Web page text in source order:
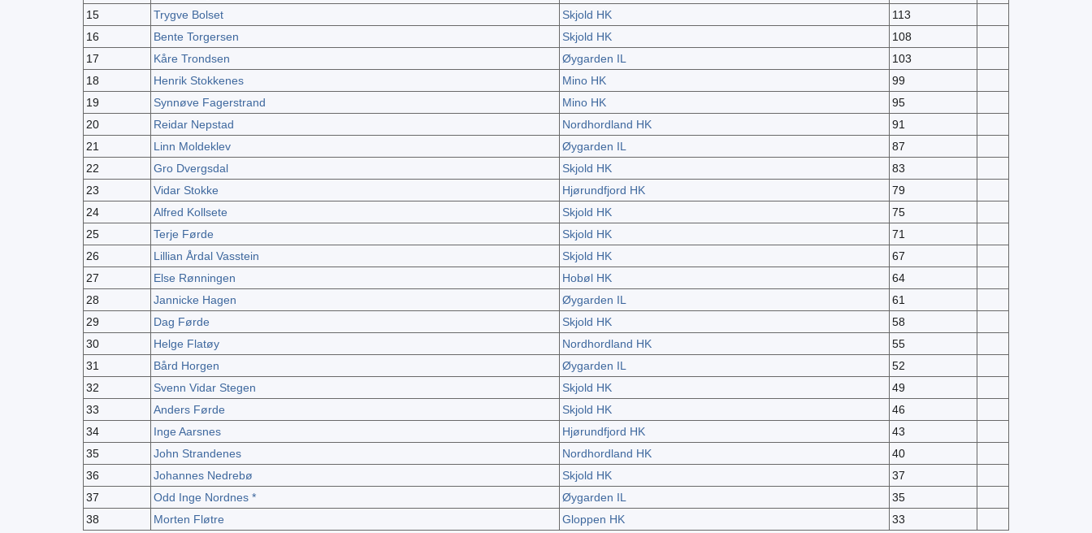
15
Trygve Bolset Skjold HK
113
16
Bente Torgersen Skjold HK
108
17
Kåre Trondsen Øygarden IL
103
18
Henrik Stokkenes Mino HK
99
19
Synnøve Fagerstrand Mino HK
95
20
Reidar Nepstad Nordhordland HK
91
21
Linn Moldeklev Øygarden IL
87
22
Gro Dvergsdal Skjold HK
83
23
Vidar Stokke Hjørundfjord HK
79
24
Alfred Kollsete Skjold HK
75
25
Terje Førde Skjold HK
71
26
Lillian Årdal Vasstein Skjold HK
67
27
Else Rønningen Hobøl HK
64
28
Jannicke Hagen Øygarden IL
61
29
Dag Førde Skjold HK
58
30
Helge Flatøy Nordhordland HK
55
31
Bård Horgen Øygarden IL
52
32
Svenn Vidar Stegen Skjold HK
49
33
Anders Førde Skjold HK
46
34
Inge Aarsnes Hjørundfjord HK
43
35
John Strandenes Nordhordland HK
40
36
Johannes Nedrebø Skjold HK
37
37
Odd Inge Nordnes * Øygarden IL
35
38
Morten Fløtre Gloppen HK 33